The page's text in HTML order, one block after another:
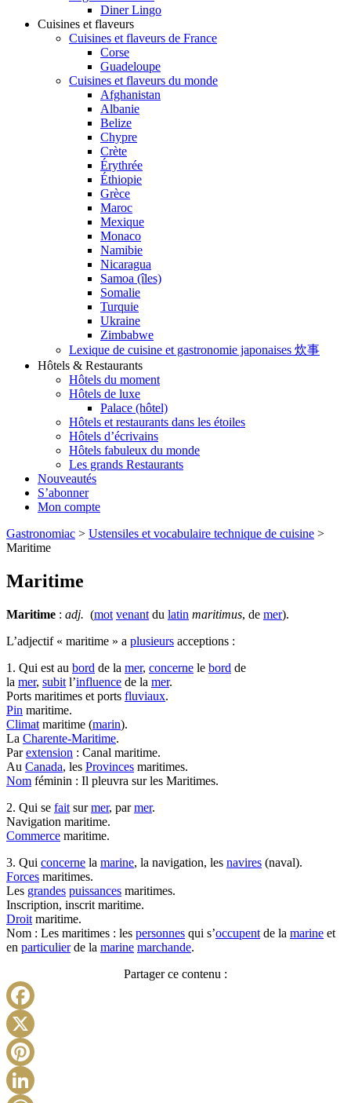
Diner Lingo
Cuisines et flaveurs
Cuisines et flaveurs de France
Corse
Guadeloupe
Cuisines et flaveurs du monde
Afghanistan
Albanie
Belize
Chypre
Crète
Érythrée
Éthiopie
Grèce
Maroc
Mexique
Monaco
Namibie
Nicaragua
Samoa (îles)
Somalie
Turquie
Ukraine
Zimbabwe
Lexique de cuisine et gastronomie japonaises 炊事
Hôtels & Restaurants
Hôtels du moment
Hôtels de luxe
Palace (hôtel)
Hôtels et restaurants dans les étoiles
Hôtels d’écrivains
Hôtels fabuleux du monde
Les grands Restaurants
Nouveautés
S’abonner
Mon compte
Gastronomiac > Ustensiles et vocabulaire technique de cuisine >
Maritime
Maritime
Maritime : adj. (mot venant du latin maritimus, de mer).
L’adjectif « maritime » a plusieurs acceptions :
1. Qui est au bord de la mer, concerne le bord de
la mer, subit l’influence de la mer.
Ports maritimes et ports fluviaux.
Pin maritime.
Climat maritime (marin).
La Charente-Maritime.
Parextension : Canal maritime.
Au Canada, les Provinces maritimes.
Nom féminin : Il pleuvra sur les Maritimes.
2. Qui se fait surmer, parmer.
Navigation maritime.
Commerce maritime.
3. Qui concerne la marine, la navigation, les navires (naval).
Forces maritimes.
Les grandes puissances maritimes.
Inscription, inscrit maritime.
Droit maritime.
Nom : Les maritimes : les personnes qui s’occupent de la marine et
en particulierde la marine marchande.
Partager ce contenu :